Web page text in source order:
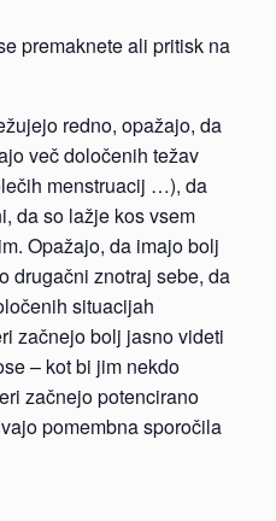
premaknete ali pritisk na
redno, opažajo, da
več določenih težav
menstruacij …), da
da so lažje kos vsem
Opažajo, da imajo bolj
drugačni znotraj sebe, da
situacijah
začnejo bolj jasno videti
– kot bi jim nekdo
začnejo potencirano
pomembna sporočila